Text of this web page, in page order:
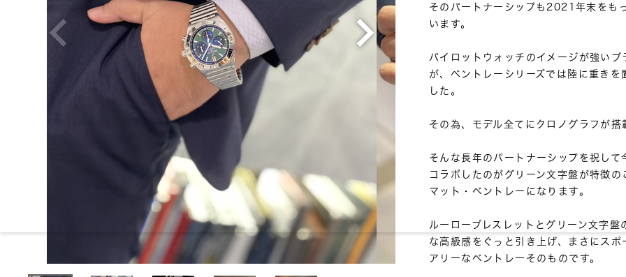
そのパートナーシップも2021年末をも
います。
パイロットウォッチのイメージが強いブ
が、ベントレーシリーズでは陸に重きを
した。
その為、モデル全てにクロノグラフが搭
そんな長年のパートナーシップを祝して
コラボしたのがグリーン文字盤が特徴
マット・ベントレーになります。
ルーローブレスレットとグリーン文字盤
な高級感をぐっと引き上げ、まさにスポ
アリーなベントレーそのものです。